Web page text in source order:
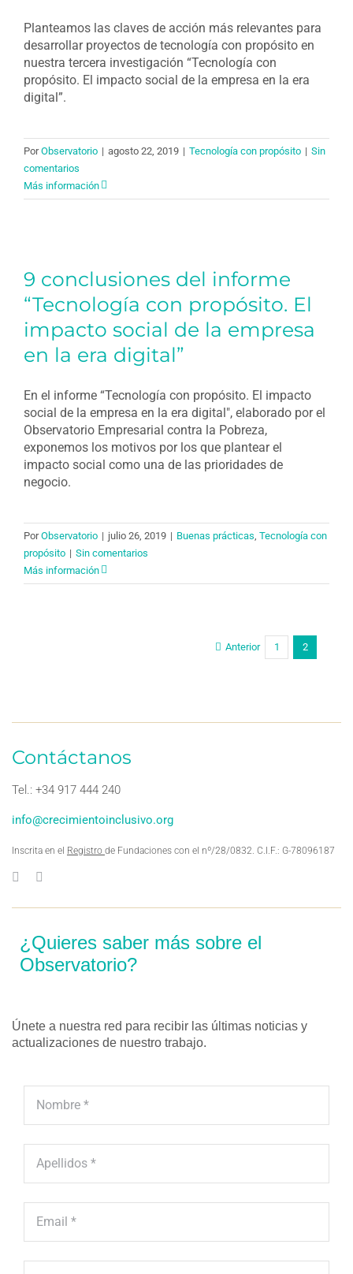
Planteamos las claves de acción más relevantes para
desarrollar proyectos de tecnología con propósito en
nuestra tercera investigación “Tecnología con
propósito. El impacto social de la empresa en la era
digital”.
PorObservatorio | agosto 22, 2019 | Tecnología con propósito | Sin
comentarios
Más información
9 conclusiones del informe
“Tecnología con propósito. El
impacto social de la empresa
en la era digital”
En el informe “Tecnología con propósito. El impacto
social de la empresa en la era digital", elaborado por el
Observatorio Empresarial contra la Pobreza,
exponemos los motivos por los que plantear el
impacto social como una de las prioridades de
negocio.
PorObservatorio | julio 26, 2019 | Buenas prácticas Tecnología con
propósito | Sin comentarios
Más información
Anterior 1 2
Contáctanos
Tel.: +34 917 444 240
info@crecimientoinclusivo.org
Inscrita en el Registro de Fundaciones con el nº/28/0832. C.I.F.: G-78096187
¿Quieres saber más sobre el
Observatorio?
Únete a nuestra red para recibir las últimas noticias y
actualizaciones de nuestro trabajo.